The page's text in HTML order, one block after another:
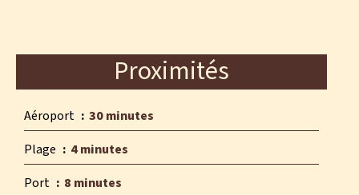
Proximités
Aéroport
30 minutes
Plage
4 minutes
Port
8 minutes